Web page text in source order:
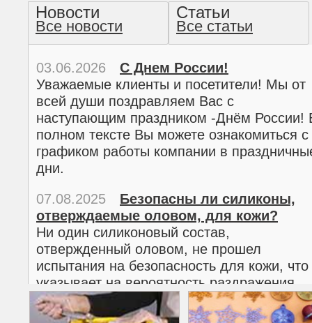
Американская готика -
прочтение методом
Новости
Все новости
Статьи
Все статьи
03.06.2026
С Днем России!
Уважаемые клиенты и посетители! Мы от
всей души поздравляем Вас с
наступающим праздником -Днём России!
полном тексте Вы можете ознакомиться с
графиком работы компании в
дни.
02.03.2026
С 8 марта!
Дорогие женщины!
Поздравляем Вас с наступающим
Международным женским днем 8 марта!
полном тексте можно ознакомиться с
графиком работы компании в
07.08.2025
Безопасны ли силиконы,
отверждаемые оловом, для кожи?
Ни один силиконовый состав,
отвержденный оловом, не прошел
испытания на безопасность для кожи, что
указывает на вероятность раздражения
кожи.